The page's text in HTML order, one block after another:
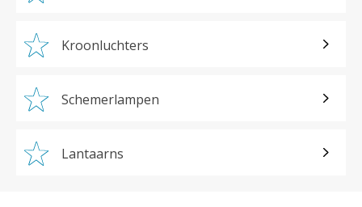
Kroonluchters
Schemerlampen
Lantaarns